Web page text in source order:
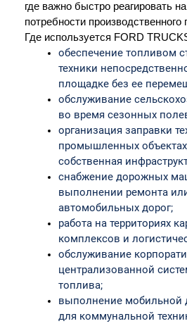
где важно быстро реагировать
потребности производственного
Где используется FORD
обеспечение топливом
техники
площадке без ее
обслуживание
во время сезонных
организация заправки
промышленных объектах,
собственная
снабжение дорожных
выполнении ремонта
автомобильных дорог;
работа на территориях
комплексов и
обслуживание
централизованной
топлива;
выполнение мобильной
для коммунальной